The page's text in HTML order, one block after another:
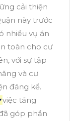
cải thiện
này trước
nhiều vụ án
toàn cho cư
với sự tập
và cư
đáng kể.
việc tăng
góp phần